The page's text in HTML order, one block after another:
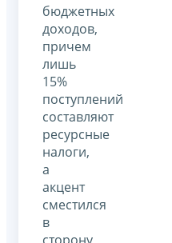
бюджетных
доходов,
причем
лишь
15%
поступлений
составляют
ресурсные
налоги,
а
акцент
сместился
в
сторону